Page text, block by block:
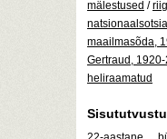
mälestused /
maailmasõda,
Gertraud,
heliraamatud